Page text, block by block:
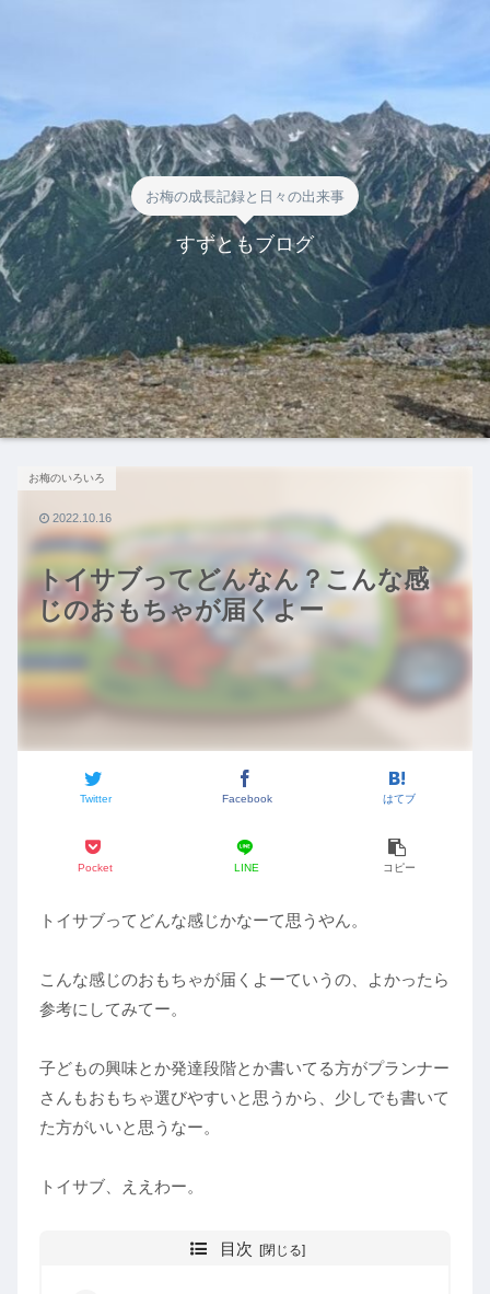
お梅の成長記録と日々の出来事
すずともブログ
トイサブってどんなん？こんな感
じのおもちゃが届くよー
お梅のいろいろ
Twitter Facebook はてブ
Pocket LINE コピー
2022.10.16
トイサブってどんな感じかなーて思うやん。
こんな感じのおもちゃが届くよーていうの、よかったら
参考にしてみてー。
子どもの興味とか発達段階とか書いてる方がプランナー
さんもおもちゃ選びやすいと思うから、少しでも書いて
た方がいいと思うなー。
トイサブ、ええわー。
目次